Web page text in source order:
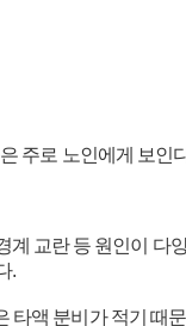
주로 노인에게 보인
교란 등 원인이 다
.
타액 분비가 적기 때